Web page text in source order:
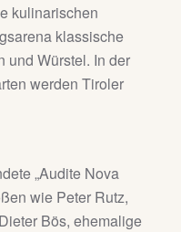
kulinarischen
klassische
und Würstel. In der
werden Tiroler
„Audite Nova
wie Peter Rutz,
Bös, ehemalige